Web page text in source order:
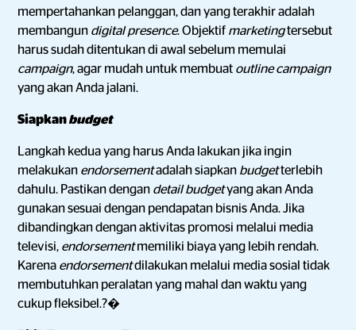
mempertahankan pelanggan, dan yang terakhir adalah
membangun digital presence. Objektif marketingtersebut
harus sudah ditentukan di awal sebelum memulai
campaign, agar mudah untuk membuat outline campaign
yang akan Anda jalani.
Siapkanbudget
Langkah kedua yang harus Anda lakukan jika ingin
melakukan endorsementadalah siapkan budgetterlebih
dahulu. Pastikan dengan detail budgetyang akan Anda
gunakan sesuai dengan pendapatan bisnis Anda. Jika
dibandingkan dengan aktivitas promosi melalui media
televisi, endorsementmemiliki biaya yang lebih rendah.
Karena endorsementdilakukan melalui media sosial tidak
membutuhkan peralatan yang mahal dan waktu yang
cukup fleksibel.?�